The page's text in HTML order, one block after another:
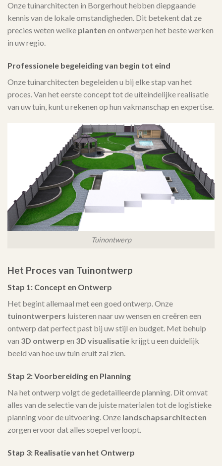
Onze tuinarchitecten in Borgerhout hebben diepgaande
kennis van de lokale omstandigheden. Dit betekent dat ze
precies weten welke planten en ontwerpen het beste werken
in uw regio.
Professionele begeleiding van begin tot eind
Onze tuinarchitecten begeleiden u bij elke stap van het
proces. Van het eerste concept tot de uiteindelijke realisatie
van uw tuin, kunt u rekenen op hun vakmanschap en expertise.
Tuinontwerp
Het Proces van Tuinontwerp
Stap 1: Concept en Ontwerp
Het begint allemaal met een goed ontwerp. Onze
tuinontwerpers luisteren naar uw wensen en creëren een
ontwerp dat perfect past bij uw stijl en budget. Met behulp
van 3D ontwerp en 3D visualisatie krijgt u een duidelijk
beeld van hoe uw tuin eruit zal zien.
Stap 2: Voorbereiding en Planning
Na het ontwerp volgt de gedetailleerde planning. Dit omvat
alles van de selectie van de juiste materialen tot de logistieke
planning voor de uitvoering. Onze landschapsarchitecten
zorgen ervoor dat alles soepel verloopt.
Stap 3: Realisatie van het Ontwerp